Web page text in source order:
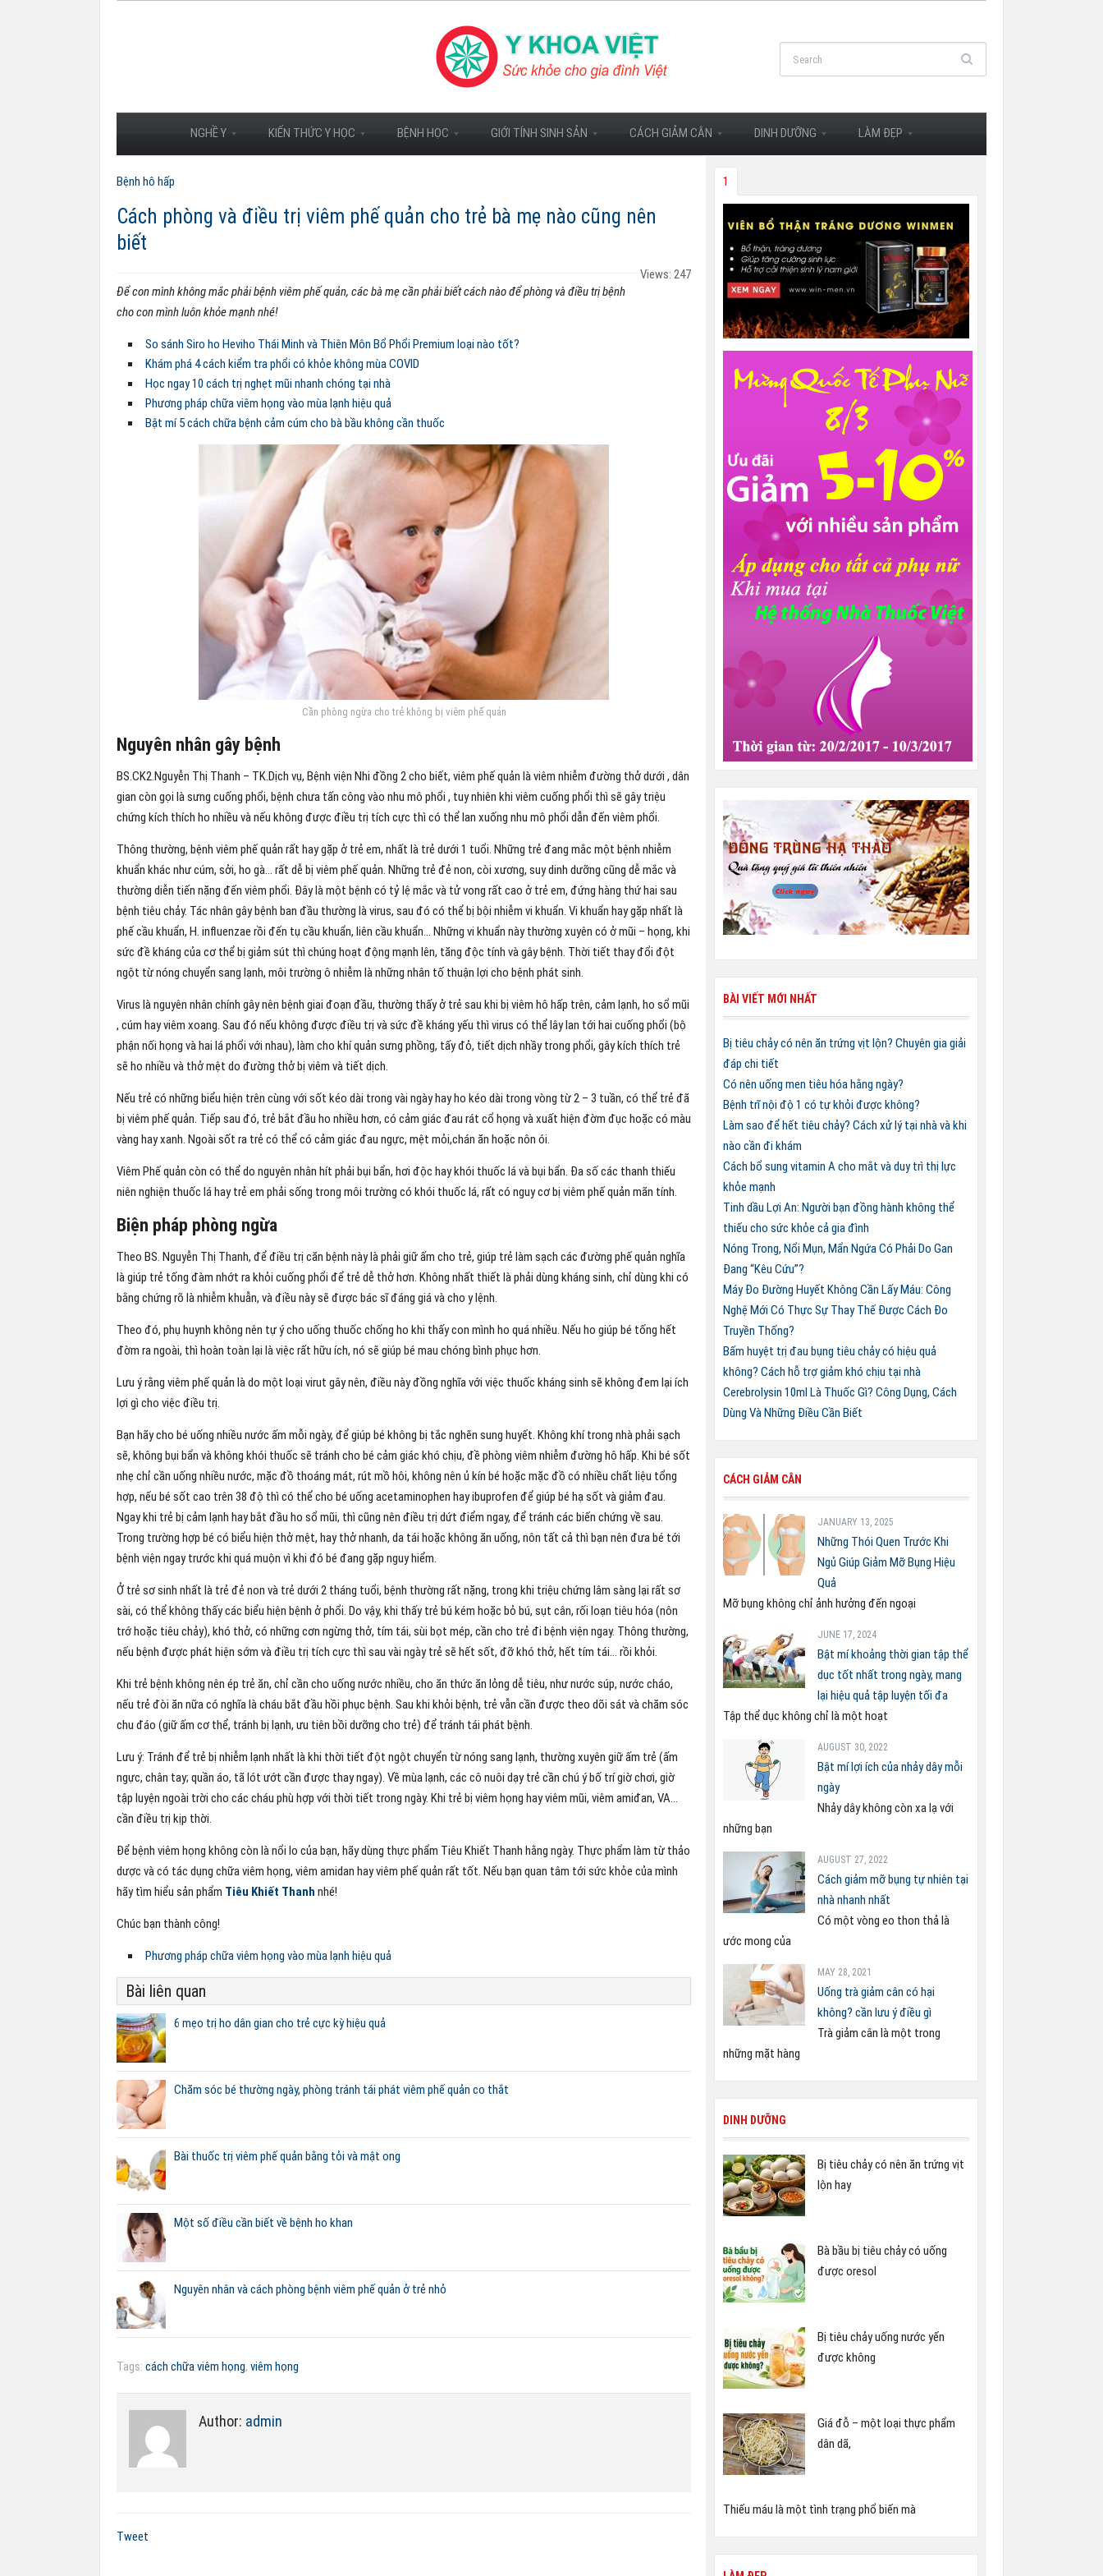
NGHỀ Y KIẾN THỨC Y HỌC BỆNH HỌC GIỚI TÍNH SINH SẢN CÁCH GIẢM CÂN DINH DƯỠNG LÀM ĐẸP
Bệnh hô hấp
Cách phòng và điều trị viêm phế quản cho trẻ bà mẹ nào cũng nên
biết
Views: 247
Để con mình không mắc phải bệnh viêm phế quản, các bà mẹ cần phải biết cách nào để phòng và điều trị bệnh
cho con mình luôn khỏe mạnh nhé!
So sánh Siro ho Heviho Thái Minh và Thiên Môn Bổ Phổi Premium loại nào tốt?
Khám phá 4 cách kiểm tra phổi có khỏe không mùa COVID
Học ngay 10 cách trị nghẹt mũi nhanh chóng tại nhà
Phương pháp chữa viêm họng vào mùa lạnh hiệu quả
Bật mí 5 cách chữa bệnh cảm cúm cho bà bầu không cần thuốc
Cần phòng ngừa cho trẻ không bị viêm phế quản
Nguyên nhân gây bệnh
BS.CK2.Nguyễn Thị Thanh – TK.Dịch vụ, Bệnh viện Nhi đồng 2 cho biết, viêm phế quản là viêm nhiễm đường thở dưới , dân
gian còn gọi là sưng cuống phổi, bệnh chưa tấn công vào nhu mô phổi , tuy nhiên khi viêm cuống phổi thì sẽ gây triệu
chứng kích thích ho nhiều và nếu không được điều trị tích cực thì có thể lan xuống nhu mô phổi dẫn đến viêm phổi.
Thông thường, bệnh viêm phế quản rất hay gặp ở trẻ em, nhất là trẻ dưới 1 tuổi. Những trẻ đang mắc một bệnh nhiễm
khuẩn khác như cúm, sởi, ho gà… rất dễ bị viêm phế quản. Những trẻ đẻ non, còi xương, suy dinh dưỡng cũng dễ mắc và
thường diễn tiến nặng đến viêm phổi. Đây là một bệnh có tỷ lệ mắc và tử vong rất cao ở trẻ em, đứng hàng thứ hai sau
bệnh tiêu chảy. Tác nhân gây bệnh ban đầu thường là virus, sau đó có thể bị bội nhiễm vi khuẩn. Vi khuẩn hay gặp nhất là
phế cầu khuẩn, H. influenzae rồi đến tụ cầu khuẩn, liên cầu khuẩn… Những vi khuẩn này thường xuyên có ở mũi – họng, khi
sức đề kháng của cơ thể bị giảm sút thì chúng hoạt động mạnh lên, tăng độc tính và gây bệnh. Thời tiết thay đổi đột
ngột từ nóng chuyển sang lạnh, môi trường ô nhiễm là những nhân tố thuận lợi cho bệnh phát sinh.
Virus là nguyên nhân chính gây nên bệnh giai đoạn đầu, thường thấy ở trẻ sau khi bị viêm hô hấp trên, cảm lạnh, ho sổ mũi
, cúm hay viêm xoang. Sau đó nếu không được điều trị và sức đề kháng yếu thì virus có thể lây lan tới hai cuống phổi (bộ
phận nối họng và hai lá phổi với nhau), làm cho khí quản sưng phồng, tấy đỏ, tiết dịch nhầy trong phổi, gây kích thích trẻ
sẽ ho nhiều và thở mệt do đường thở bị viêm và tiết dịch.
Nếu trẻ có những biểu hiện trên cùng với sốt kéo dài trong vài ngày hay ho kéo dài trong vòng từ 2 – 3 tuần, có thể trẻ đã
bị viêm phế quản. Tiếp sau đó, trẻ bắt đầu ho nhiều hơn, có cảm giác đau rát cổ họng và xuất hiện đờm đục hoặc có màu
vàng hay xanh. Ngoài sốt ra trẻ có thể có cảm giác đau ngực, mệt mỏi,chán ăn hoặc nôn ói.
Viêm Phế quản còn có thể do nguyên nhân hít phải bụi bẩn, hơi độc hay khói thuốc lá và bụi bẩn. Đa số các thanh thiếu
niên nghiện thuốc lá hay trẻ em phải sống trong môi trường có khói thuốc lá, rất có nguy cơ bị viêm phế quản mãn tính.
Biện pháp phòng ngừa
Theo BS. Nguyễn Thị Thanh, để điều trị căn bệnh này là phải giữ ấm cho trẻ, giúp trẻ làm sạch các đường phế quản nghĩa
là giúp trẻ tống đàm nhớt ra khỏi cuống phổi để trẻ dễ thở hơn. Không nhất thiết là phải dùng kháng sinh, chỉ dùng khi có
bằng chứng rõ là nhiễm khuẫn, và điều này sẽ được bác sĩ đáng giá và cho y lệnh.
Theo đó, phụ huynh không nên tự ý cho uống thuốc chống ho khi thấy con mình ho quá nhiều. Nếu ho giúp bé tống hết
đờm ra ngoài, thì hoàn toàn lại là việc rất hữu ích, nó sẽ giúp bé mau chóng bình phục hơn.
Lưu ý rằng viêm phế quản là do một loại virut gây nên, điều này đồng nghĩa với việc thuốc kháng sinh sẽ không đem lại ích
lợi gì cho việc điều trị.
Bạn hãy cho bé uống nhiều nước ấm mỗi ngày, để giúp bé không bị tắc nghẽn sung huyết. Không khí trong nhà phải sạch
sẽ, không bụi bẩn và không khói thuốc sẽ tránh cho bé cảm giác khó chịu, đề phòng viêm nhiễm đường hô hấp. Khi bé sốt
nhẹ chỉ cần uống nhiều nước, mặc đồ thoáng mát, rút mồ hôi, không nên ủ kín bé hoặc mặc đồ có nhiều chất liệu tổng
hợp, nếu bé sốt cao trên 38 độ thì có thể cho bé uống acetaminophen hay ibuprofen để giúp bé hạ sốt và giảm đau.
Ngay khi trẻ bị cảm lạnh hay bắt đầu ho sổ mũi, thì cũng nên điều trị dứt điểm ngay, để tránh các biến chứng về sau.
Trong trường hợp bé có biểu hiện thở mệt, hay thở nhanh, da tái hoặc không ăn uống, nôn tất cả thì bạn nên đưa bé tới
bệnh viện ngay trước khi quá muộn vì khi đó bé đang gặp nguy hiểm.
Ở trẻ sơ sinh nhất là trẻ đẻ non và trẻ dưới 2 tháng tuổi, bệnh thường rất nặng, trong khi triệu chứng lâm sàng lại rất sơ
sài, có thể không thấy các biểu hiện bệnh ở phổi. Do vậy, khi thấy trẻ bú kém hoặc bỏ bú, sụt cân, rối loạn tiêu hóa (nôn
trớ hoặc tiêu chảy), khó thở, có những cơn ngừng thở, tím tái, sùi bọt mép, cần cho trẻ đi bệnh viện ngay. Thông thường,
nếu bệnh được phát hiện sớm và điều trị tích cực thì sau vài ngày trẻ sẽ hết sốt, đỡ khó thở, hết tím tái… rồi khỏi.
Khi trẻ bệnh không nên ép trẻ ăn, chỉ cần cho uống nước nhiều, cho ăn thức ăn lỏng dễ tiêu, như nước súp, nước cháo,
nếu trẻ đòi ăn nữa có nghĩa là cháu bắt đầu hồi phục bệnh. Sau khi khỏi bệnh, trẻ vẫn cần được theo dõi sát và chăm sóc
chu đáo (giữ ấm cơ thể, tránh bị lạnh, ưu tiên bồi dưỡng cho trẻ) để tránh tái phát bệnh.
Lưu ý: Tránh để trẻ bị nhiễm lạnh nhất là khi thời tiết đột ngột chuyển từ nóng sang lạnh, thường xuyên giữ ấm trẻ (ấm
ngực, chân tay; quần áo, tã lót ướt cần được thay ngay). Về mùa lạnh, các cô nuôi dạy trẻ cần chú ý bố trí giờ chơi, giờ
tập luyện ngoài trời cho các cháu phù hợp với thời tiết trong ngày. Khi trẻ bị viêm họng hay viêm mũi, viêm amiđan, VA…
cần điều trị kịp thời.
Để bệnh viêm họng không còn là nổi lo của bạn, hãy dùng thực phẩm Tiêu Khiết Thanh hằng ngày. Thực phẩm làm từ thảo
dược và có tác dụng chữa viêm họng, viêm amidan hay viêm phế quản rất tốt. Nếu bạn quan tâm tới sức khỏe của mình
hãy tìm hiểu sản phẩm Tiêu Khiết Thanh nhé!
Chúc bạn thành công!
Phương pháp chữa viêm họng vào mùa lạnh hiệu quả
Bài liên quan
6 mẹo trị ho dân gian cho trẻ cực kỳ hiệu quả
Chăm sóc bé thường ngày, phòng tránh tái phát viêm phế quản co thắt
Bài thuốc trị viêm phế quản bằng tỏi và mật ong
Một số điều cần biết về bệnh ho khan
Nguyên nhân và cách phòng bệnh viêm phế quản ở trẻ nhỏ
Tags: cách chữa viêm họng, viêm họng
Author: admin
Tweet
1
BÀI VIẾT MỚI NHẤT
Bị tiêu chảy có nên ăn trứng vịt lộn? Chuyên gia giải
đáp chi tiết
Có nên uống men tiêu hóa hằng ngày?
Bệnh trĩ nội độ 1 có tự khỏi được không?
Làm sao để hết tiêu chảy? Cách xử lý tại nhà và khi
nào cần đi khám
Cách bổ sung vitamin A cho mắt và duy trì thị lực
khỏe mạnh
Tinh dầu Lợi An: Người bạn đồng hành không thể
thiếu cho sức khỏe cả gia đình
Nóng Trong, Nổi Mụn, Mẩn Ngứa Có Phải Do Gan
Đang “Kêu Cứu”?
Máy Đo Đường Huyết Không Cần Lấy Máu: Công
Nghệ Mới Có Thực Sự Thay Thế Được Cách Đo
Truyền Thống?
Bấm huyệt trị đau bụng tiêu chảy có hiệu quả
không? Cách hỗ trợ giảm khó chịu tại nhà
Cerebrolysin 10ml Là Thuốc Gì? Công Dụng, Cách
Dùng Và Những Điều Cần Biết
CÁCH GIẢM CÂN
JANUARY 13, 2025
Những Thói Quen Trước Khi
Ngủ Giúp Giảm Mỡ Bụng Hiệu
Quả
Mỡ bụng không chỉ ảnh hưởng đến ngoại
JUNE 17, 2024
Bật mí khoảng thời gian tập thể
dục tốt nhất trong ngày, mang
lại hiệu quả tập luyện tối đa
Tập thể dục không chỉ là một hoạt
AUGUST 30, 2022
Bật mí lợi ích của nhảy dây mỗi
ngày
Nhảy dây không còn xa lạ với
những bạn
AUGUST 27, 2022
Cách giảm mỡ bụng tự nhiên tại
nhà nhanh nhất
Có một vòng eo thon thả là
ước mong của
MAY 28, 2021
Uống trà giảm cân có hại
không? cần lưu ý điều gì
Trà giảm cân là một trong
những mặt hàng
DINH DƯỠNG
Bị tiêu chảy có nên ăn trứng vịt
lộn hay
Bà bầu bị tiêu chảy có uống
được oresol
Bị tiêu chảy uống nước yến
được không
Giá đỗ – một loại thực phẩm
dân dã,
Thiếu máu là một tình trạng phổ biến mà